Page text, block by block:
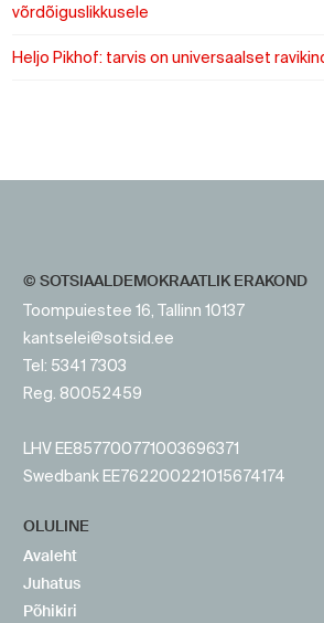
võrdõiguslikkusele
Heljo Pikhof: tarvis on universaalset
© SOTSIAALDEMOKRAATLIK ERAKOND
Toompuiestee 16, Tallinn 10137
kantselei@sotsid.ee
Tel: 5341 7303
Reg. 80052459
LHV EE857700771003696371
Swedbank EE762200221015674174
OLULINE
Avaleht
Juhatus
Põhikiri